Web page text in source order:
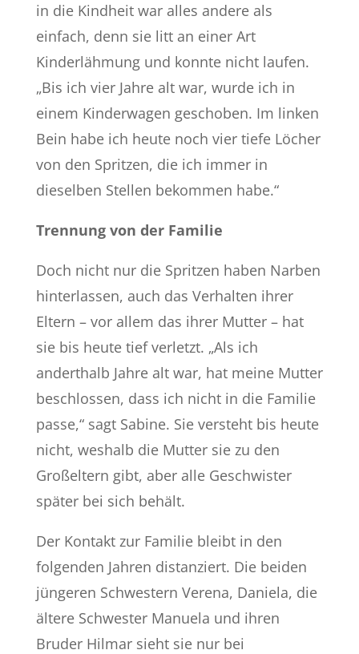
in die Kindheit war alles andere als
einfach, denn sie litt an einer Art
Kinderlähmung und konnte nicht laufen.
„Bis ich vier Jahre alt war, wurde ich in
einem Kinderwagen geschoben. Im linken
Bein habe ich heute noch vier tiefe Löcher
von den Spritzen, die ich immer in
dieselben Stellen bekommen habe.“
Trennung von der Familie
Doch nicht nur die Spritzen haben Narben
hinterlassen, auch das Verhalten ihrer
Eltern – vor allem das ihrer Mutter – hat
sie bis heute tief verletzt. „Als ich
anderthalb Jahre alt war, hat meine Mutter
beschlossen, dass ich nicht in die Familie
passe,“ sagt Sabine. Sie versteht bis heute
nicht, weshalb die Mutter sie zu den
Großeltern gibt, aber alle Geschwister
später bei sich behält.
Der Kontakt zur Familie bleibt in den
folgenden Jahren distanziert. Die beiden
jüngeren Schwestern Verena, Daniela, die
ältere Schwester Manuela und ihren
Bruder Hilmar sieht sie nur bei